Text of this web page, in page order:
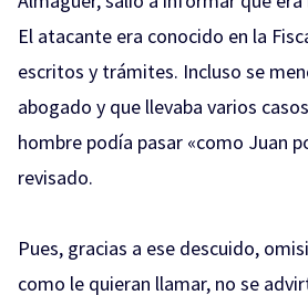
El atacante era conocido en la
escritos y trámites. Incluso se
abogado y que llevaba varios
hombre podía pasar «como Juan
revisado.
Pues, gracias a ese descuido,
como le quieran llamar, no se